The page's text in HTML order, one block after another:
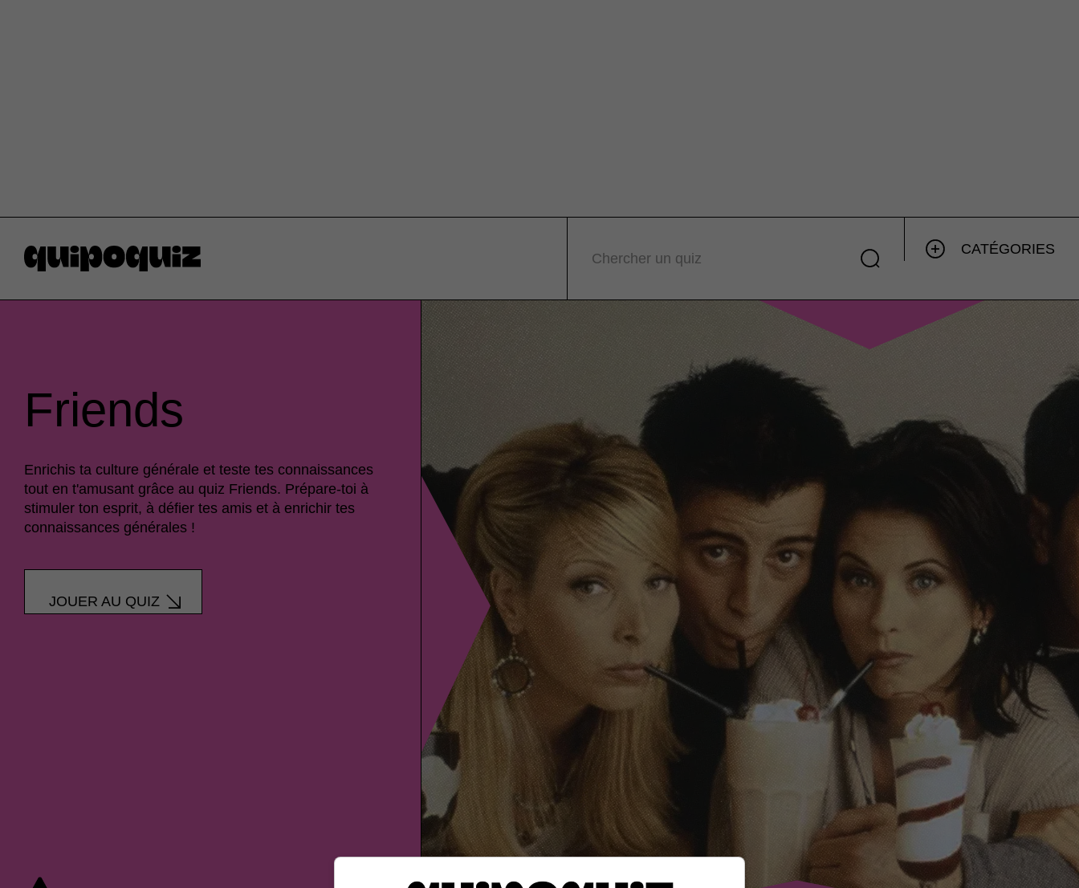
Chercher un quiz
CATÉGORIES
Friends
Enrichis ta culture générale et teste tes connaissances
tout en t'amusant grâce au quiz Friends. Prépare-toi à
stimuler ton esprit, à défier tes amis et à enrichir tes
connaissances générales !
JOUER AU QUIZ